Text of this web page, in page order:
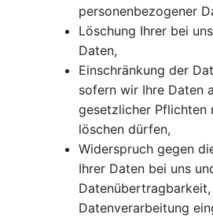
personenbezogener
Löschung Ihrer bei
Daten,
Einschränkung der
sofern wir Ihre Daten
gesetzlicher Pflichten
löschen dürfen,
Widerspruch gegen
Ihrer Daten bei uns
Datenverarbeitung